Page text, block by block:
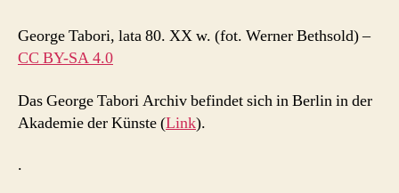
George Tabori, lata 80. XX w. (fot. Werner Bethsold)–
CC BY-SA 4.0
Das George Tabori Archiv befindet sich in Berlin in der
Akademie der Künste (Link).
.